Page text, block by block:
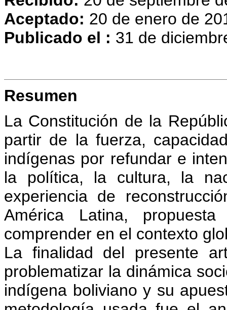
Aceptado: 20 de enero de
Publicado el : 31 de
Resumen
La Constitución de la
partir de la fuerza,
indígenas por refundar e
la política, la cultura, la
experiencia de
América Latina,
comprender en el contexto
La finalidad del presente
problematizar la dinámica
indígena boliviano y su